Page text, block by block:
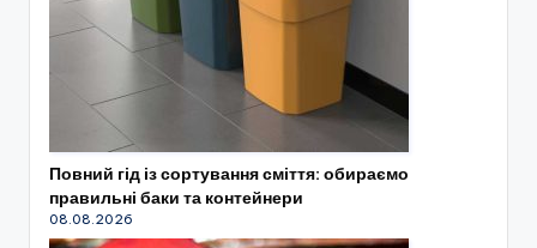
Повний гід із сортування сміття: обираємо
правильні баки та контейнери
08.08.2026